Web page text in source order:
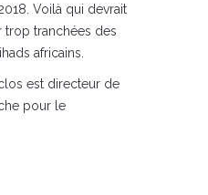
Voilà qui devrait
trop tranchées des
africains.
est directeur de
pour le